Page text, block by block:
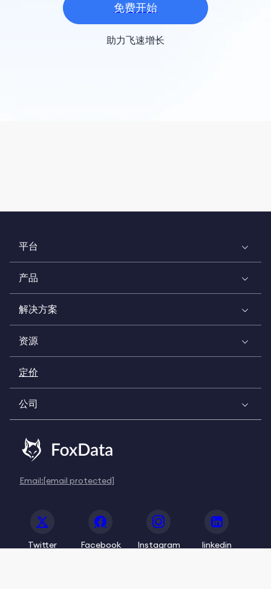
免费开始
助力飞速增长
平台
产品
解决方案
资源
定价
公司
Email:[email protected]
Twitter Facebook Instagram linkedin